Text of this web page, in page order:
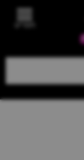
תפריט